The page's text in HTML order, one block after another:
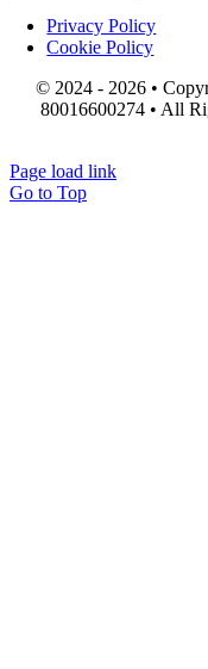
Privacy Policy
Cookie Policy
© 2024 - 2026 •
80016600274 • All
Page load link
Go to Top